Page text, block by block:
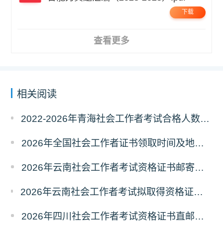
下载
查看更多
相关阅读
2022-2026年青海社会工作者考试合格人数统计及分析
2026年全国社会工作者证书领取时间及地点汇总
2026年云南社会工作者考试资格证书邮寄领取的通知
2026年云南社会工作者考试拟取得资格证书人员使用告知承诺制情况的公示
2026年四川社会工作者考试资格证书直邮领取的通知